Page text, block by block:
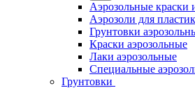
Аэрозольные краски
Аэрозоли для
Грунтовки
Краски аэрозольные
Лаки аэрозольные
Специальные
Грунтовки